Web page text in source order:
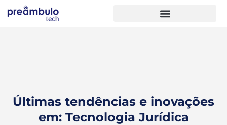
Últimas tendências e inovações
em: Tecnologia Jurídica